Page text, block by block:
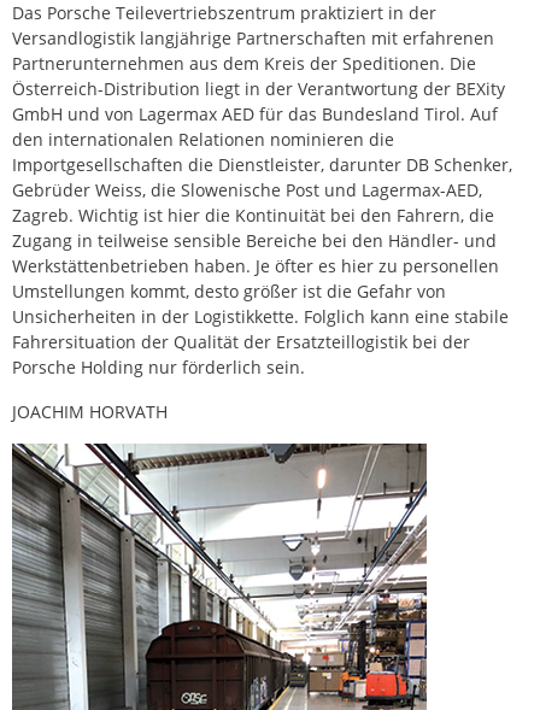
Das Porsche Teilevertriebszentrum praktiziert in der
Versandlogistik langjährige Partnerschaften mit erfahrenen
Partnerunternehmen aus dem Kreis der Speditionen. Die
Österreich-Distribution liegt in der Verantwortung der BEXity
GmbH und von Lagermax AED für das Bundesland Tirol. Auf
den internationalen Relationen nominieren die
Importgesellschaften die Dienstleister, darunter DB Schenker,
Gebrüder Weiss, die Slowenische Post und Lagermax-AED,
Zagreb. Wichtig ist hier die Kontinuität bei den Fahrern, die
Zugang in teilweise sensible Bereiche bei den Händler- und
Werkstättenbetrieben haben. Je öfter es hier zu personellen
Umstellungen kommt, desto größer ist die Gefahr von
Unsicherheiten in der Logistikkette. Folglich kann eine stabile
Fahrersituation der Qualität der Ersatzteillogistik bei der
Porsche Holding nur förderlich sein.
JOACHIM HORVATH